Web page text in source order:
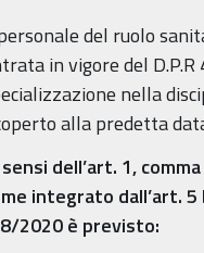
del ruolo
in vigore del
nella
alla predetta
dell’art. 1,
integrato dall’art.
2020 è previsto: